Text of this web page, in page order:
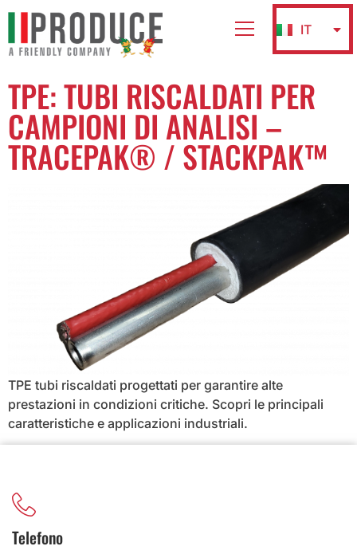
IT
EN
TPE: TUBI RISCALDATI PER
CAMPIONI DI ANALISI –
TRACEPAK® / STACKPAK™
TPE tubi riscaldati progettati per garantire alte
prestazioni in condizioni critiche. Scopri le principali
caratteristiche e applicazioni industriali.
Telefono